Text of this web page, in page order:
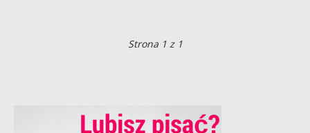
Strona 1 z 1